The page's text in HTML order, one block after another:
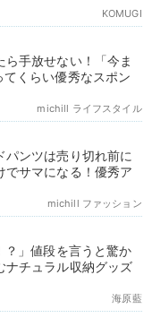
KOMUGI
ら手放せない！「今ま
くらい優秀なスポン
michill ライフスタイル
パンツは売り切れ前に
サマになる！優秀ア
michill ファッション
？」値段を言うと驚か
ナチュラル収納グッズ
海原藍